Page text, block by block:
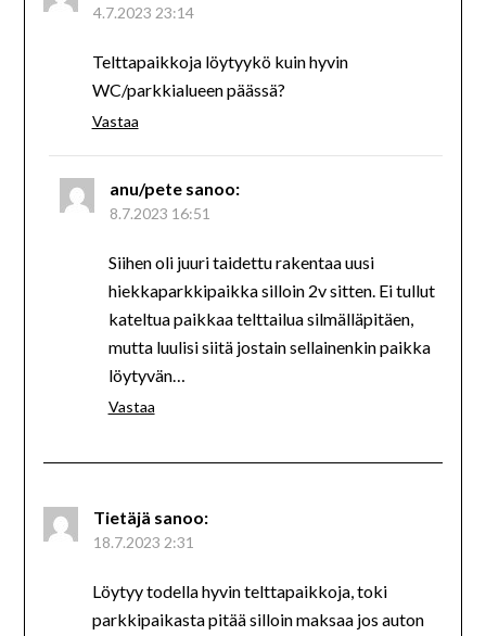
4.7.2023 23:14
Telttapaikkoja löytyykö kuin hyvin
WC/parkkialueen päässä?
Vastaa
anu/pete sanoo:
8.7.2023 16:51
Siihen oli juuri taidettu rakentaa uusi
hiekkaparkkipaikka silloin 2v sitten. Ei tullut
kateltua paikkaa telttailua silmälläpitäen,
mutta luulisi siitä jostain sellainenkin paikka
löytyvän…
Vastaa
Tietäjä sanoo:
18.7.2023 2:31
Löytyy todella hyvin telttapaikkoja, toki
parkkipaikasta pitää silloin maksaa jos auton